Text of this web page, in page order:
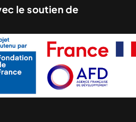
le soutien de